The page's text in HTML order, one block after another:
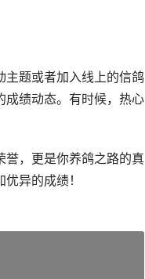
主题或者加入线上的信鸽
成绩动态。有时候，热心
誉，更是你养鸽之路的真
异的成绩！